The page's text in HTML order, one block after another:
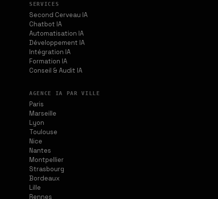
SERVICES
Second Cerveau IA
Chatbot IA
Automatisation IA
Développement IA
Intégration IA
Formation IA
Conseil & Audit IA
AGENCE IA PAR VILLE
Paris
Marseille
Lyon
Toulouse
Nice
Nantes
Montpellier
Strasbourg
Bordeaux
Lille
Rennes